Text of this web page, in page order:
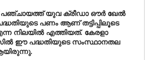
"പഞ്ചായത്ത് യുവ ക്രീഡാ ഔർ ഖേൽ
പണം ആണ് തട്ടിപ്പിലൂടെ
നിലയിൽ എത്തിയത്. കേരളാ
ഈ പദ്ധതിയുടെ സംസ്ഥാനതല